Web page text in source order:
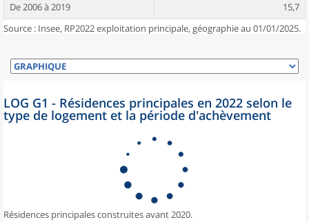
De 2006 à 2019
15,7
Source : Insee, RP2022 exploitation principale, géographie au 01/01/2025.
LOG G1 - Résidences principales en 2022 selon le
type de logement et la période d'achèvement
Résidences principales construites avant 2020.